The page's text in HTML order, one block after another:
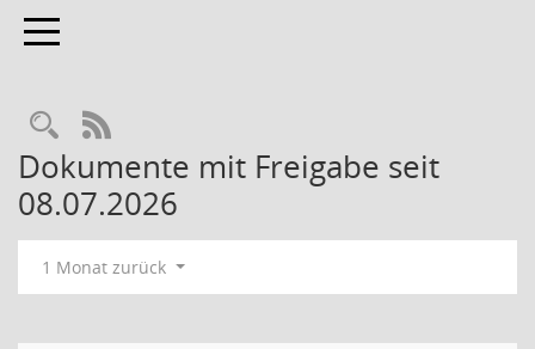
Toggle navigation
Rechercheauswahl
RSS-Feed
Dokumente mit Freigabe seit
08.07.2026
1 Monat zurück